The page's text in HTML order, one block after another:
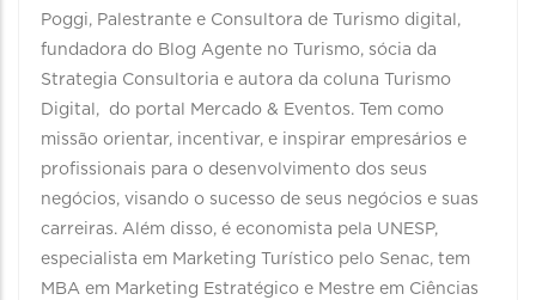
Poggi, Palestrante e Consultora de Turismo digital,
fundadora do Blog Agente no Turismo, sócia da
Strategia Consultoria e autora da coluna Turismo
Digital, do portal Mercado & Eventos. Tem como
missão orientar, incentivar, e inspirar empresários e
profissionais para o desenvolvimento dos seus
negócios, visando o sucesso de seus negócios e suas
carreiras. Além disso, é economista pela UNESP,
especialista em Marketing Turístico pelo Senac, tem
MBA em Marketing Estratégico e Mestre em Ciências